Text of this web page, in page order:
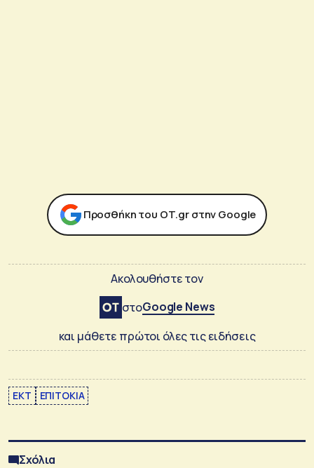
Προσθήκη του ΟΤ.gr στην Google
Ακολουθήστε τον
στοGoogle News
και μάθετε πρώτοι όλες τις ειδήσεις
EKT ΕΠΙΤΟΚΙΑ
Σχόλια